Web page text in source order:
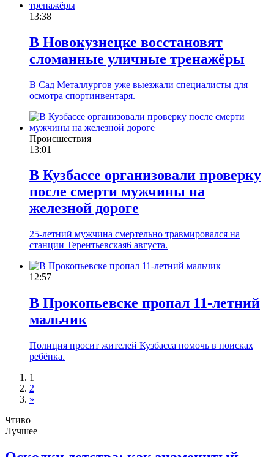
13:38
В Новокузнецке восстановят
сломанные уличные тренажёры
В Сад Металлургов уже выезжали специалисты для
осмотра спортинвентаря.
Происшествия
13:01
В Кузбассе организовали проверку
после смерти мужчины на
железной дороге
25-летний мужчина смертельно травмировался на
станции Терентьевская6 августа.
12:57
В Прокопьевске пропал 11-летний
мальчик
Полиция просит жителей Кузбасса помочь в поисках
ребёнка.
1
2
»
Чтиво
Лучшее